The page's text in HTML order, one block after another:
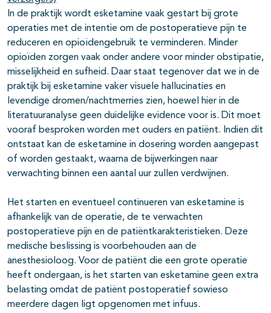
In de praktijk wordt esketamine vaak gestart bij grote
operaties met de intentie om de postoperatieve pijn te
reduceren en opioïdengebruik te verminderen. Minder
opioïden zorgen vaak onder andere voor minder obstipatie,
misselijkheid en sufheid. Daar staat tegenover dat we in de
praktijk bij esketamine vaker visuele hallucinaties en
levendige dromen/nachtmerries zien, hoewel hier in de
literatuuranalyse geen duidelijke evidence voor is. Dit moet
vooraf besproken worden met ouders en patiënt. Indien dit
ontstaat kan de esketamine in dosering worden aangepast
of worden gestaakt, waarna de bijwerkingen naar
verwachting binnen een aantal uur zullen verdwijnen.
Het starten en eventueel continueren van esketamine is
afhankelijk van de operatie, de te verwachten
postoperatieve pijn en de patiëntkarakteristieken. Deze
medische beslissing is voorbehouden aan de
anesthesioloog. Voor de patiënt die een grote operatie
heeft ondergaan, is het starten van esketamine geen extra
belasting omdat de patiënt postoperatief sowieso
meerdere dagen ligt opgenomen met infuus.